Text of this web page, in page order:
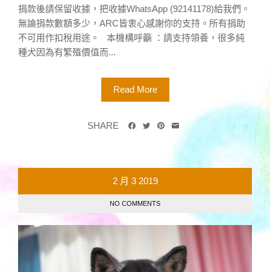
捐款後請保留收據，把收據WhatsApp (92141178)給我們。
無論捐款數額多少，ARC皆衷心感謝你的支持。所有捐助
不可用作扣稅用途。 本機構呼籲 ：請支持領養，很多純
種犬因為有繁殖價值而...
Read More
SHARE
2 月 3 2019
NO COMMENTS